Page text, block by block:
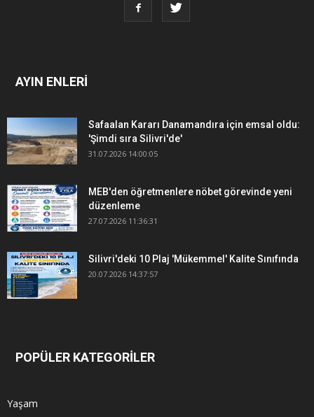
AYIN ENLERİ
Safaalan Kararı Danamandıra için emsal oldu:
'Şimdi sıra Silivri'de'
31.07.2026 14:00:05
MEB'den öğretmenlere nöbet görevinde yeni
düzenleme
27.07.2026 11:36:31
Silivri'deki 10 Plaj 'Mükemmel' Kalite Sınıfında
20.07.2026 14:37:57
POPÜLER KATEGORİLER
Yaşam